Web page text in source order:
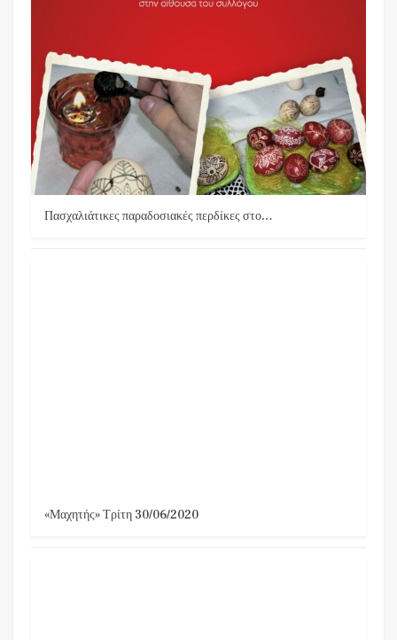
Πασχαλιάτικες παραδοσιακές περδίκες στο…
«Μαχητής» Τρίτη 30/06/2020